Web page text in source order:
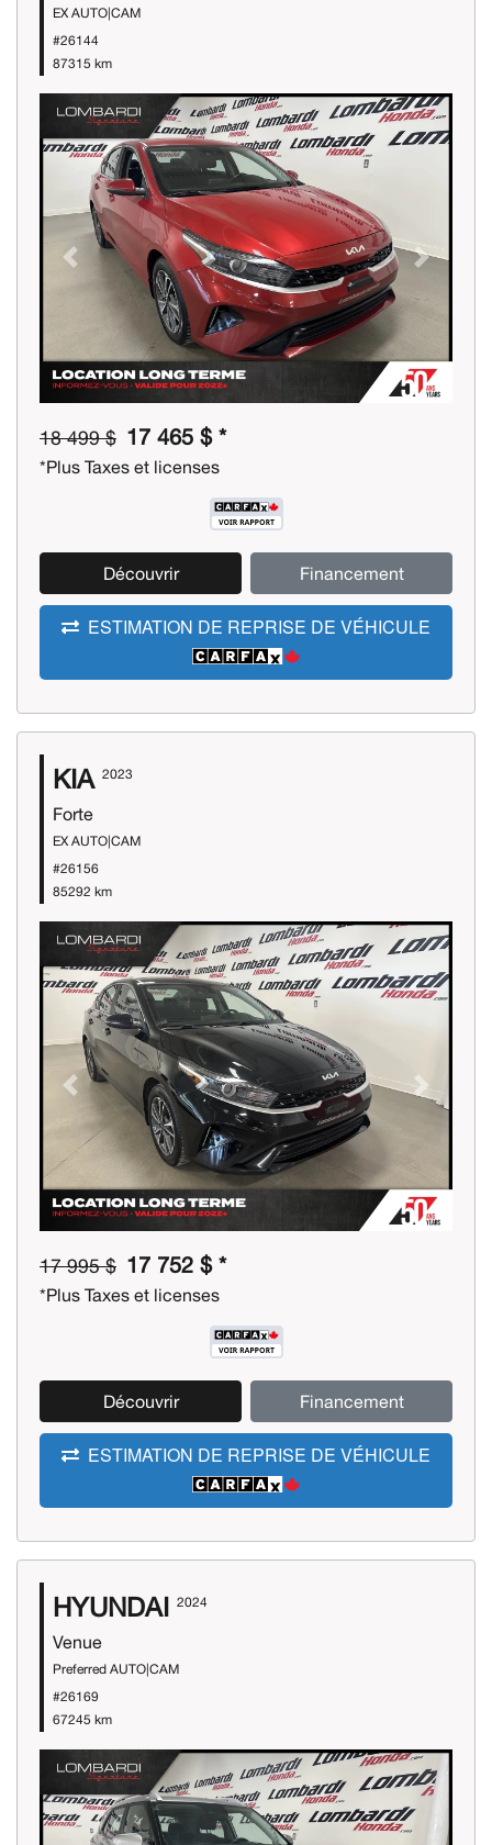
EX AUTO|CAM
#26144
87315 km
Previous Next
18 499 $ 17 465 $ *
*Plus Taxes et licenses
Découvrir Financement
ESTIMATION DE REPRISE DE VÉHICULE
KIA 2023
Forte
EX AUTO|CAM
#26156
85292 km
Previous Next
17 995 $ 17 752 $ *
*Plus Taxes et licenses
Découvrir Financement
ESTIMATION DE REPRISE DE VÉHICULE
HYUNDAI 2024
Venue
Preferred AUTO|CAM
#26169
67245 km